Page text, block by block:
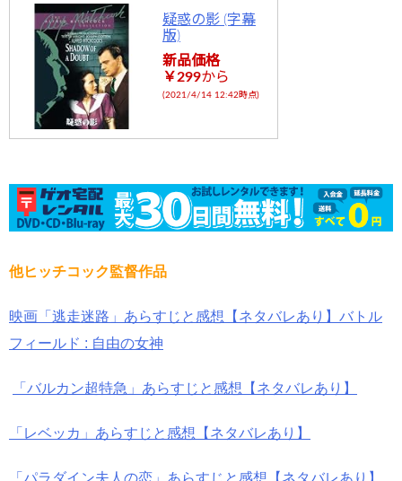
疑惑の影 (字幕
版)
新品価格
￥299から
(2021/4/14 12:42時点)
他ヒッチコック監督作品
映画「逃走迷路」あらすじと感想【ネタバレあり】バトル
フィールド : 自由の女神
「バルカン超特急」あらすじと感想【ネタバレあり】
「レベッカ」あらすじと感想【ネタバレあり】
「パラダイン夫人の恋」あらすじと感想【ネタバレあり】